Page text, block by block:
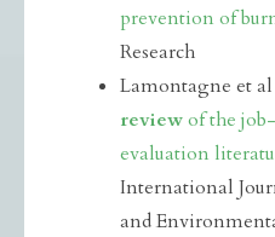
prevention of
Research
Lamontagne et al
reviewof the
evaluation
International
and